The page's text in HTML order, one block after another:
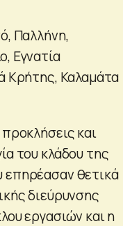
Παλλήνη,
Εγνατία
Κρήτης, Καλαμάτα
και
του κλάδου της
επηρέασαν θετικά
διεύρυνσης
εργασιών και η